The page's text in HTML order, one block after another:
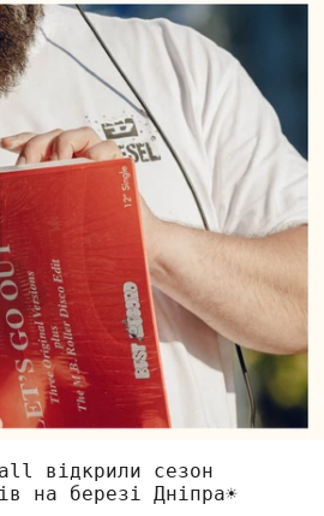
відкрили сезон
на березі Дніпра☀️